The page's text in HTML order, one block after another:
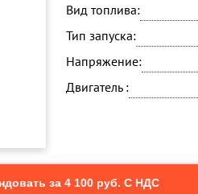
Вид топлива:
Тип запуска:
Напряжение:
Двигатель :
за 4 100 руб. С НДС